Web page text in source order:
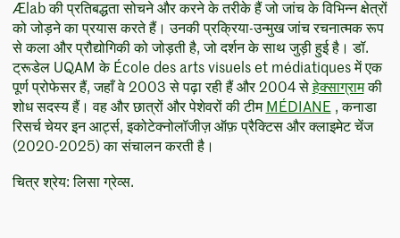
Ælab की प्रतिबद्धता सोचने और करने के तरीके हैं जो जांच के विभिन्न क्षेत्रों
को जोड़ने का प्रयास करते हैं। उनकी प्रक्रिया-उन्मुख जांच रचनात्मक रूप
से कला और प्रौद्योगिकी को जोड़ती है, जो दर्शन के साथ जुड़ी हुई है। डॉ.
ट्रूडेल UQAM के École des arts visuels et médiatiques में एक
पूर्ण प्रोफेसर हैं, जहाँ वे 2003 से पढ़ा रही हैं और 2004 सेहेक्साग्रामकी
शोध सदस्य हैं। वह और छात्रों और पेशेवरों की टीम MÉDIANE, कनाडा
रिसर्च चेयर इन आर्ट्स, इकोटेक्नोलॉजीज़ ऑफ़ प्रैक्टिस और क्लाइमेट चेंज
(2020-2025) का संचालन करती है।
चित्र श्रेय: लिसा ग्रेव्स.